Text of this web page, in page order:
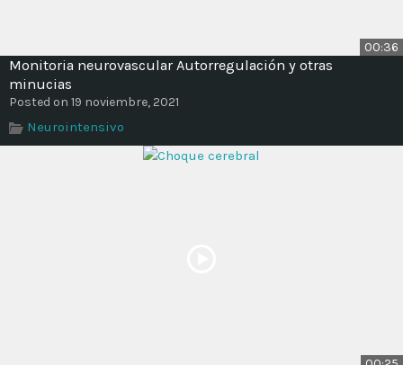
00:36
Monitoria neurovascular Autorregulación y otras
minucias
Posted on 19 noviembre, 2021
Neurointensivo